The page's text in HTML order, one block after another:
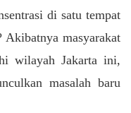
di satu tempat
Akibatnya masyarakat
wilayah Jakarta ini,
masalah baru